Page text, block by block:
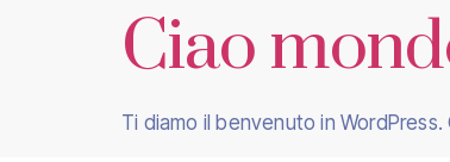
Ciao
Ti diamo il benvenuto in